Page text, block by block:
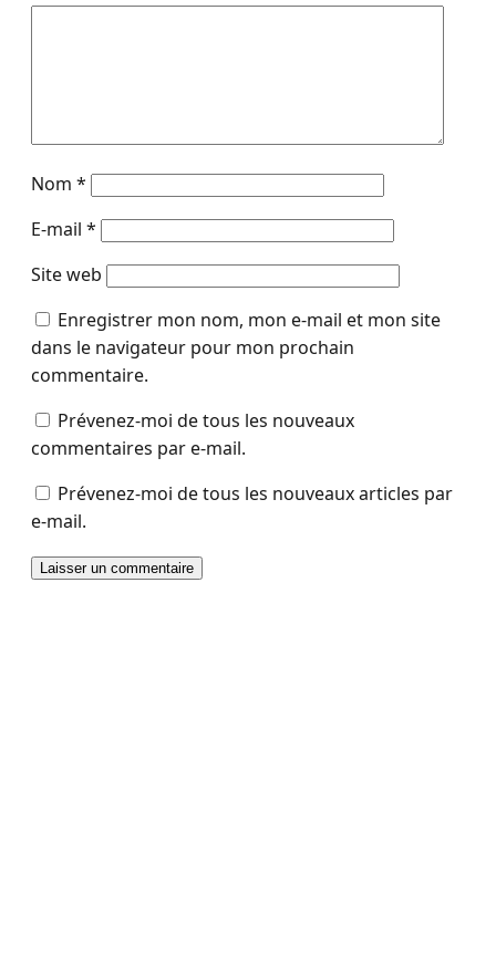
Nom *
E-mail *
Site web
Enregistrer mon nom, mon e-mail et mon site
dans le navigateur pour mon prochain
commentaire.
Prévenez-moi de tous les nouveaux
commentaires par e-mail.
Prévenez-moi de tous les nouveaux articles par
e-mail.